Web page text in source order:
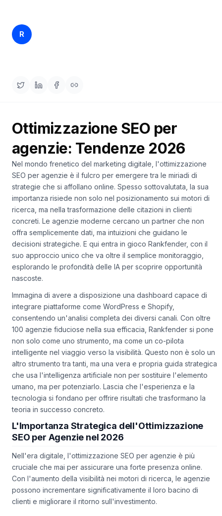
Content
Report
analisi
R
Ottimizzazione SEO per
agenzie: Tendenze 2026
Nel mondo frenetico del marketing digitale, l'ottimizzazione
SEO per agenzie è il fulcro per emergere tra le miriadi di
strategie che si affollano online. Spesso sottovalutata, la sua
importanza risiede non solo nel posizionamento sui motori di
ricerca, ma nella trasformazione delle citazioni in clienti
concreti. Le agenzie moderne cercano un partner che non
offra semplicemente dati, ma intuizioni che guidano le
decisioni strategiche. E qui entra in gioco Rankfender, con il
suo approccio unico che va oltre il semplice monitoraggio,
esplorando le profondità delle IA per scoprire opportunità
nascoste.
Immagina di avere a disposizione una dashboard capace di
integrare piattaforme come WordPress e Shopify,
consentendo un'analisi completa dei diversi canali. Con oltre
100 agenzie fiduciose nella sua efficacia, Rankfender si pone
non solo come uno strumento, ma come un co-pilota
intelligente nel viaggio verso la visibilità. Questo non è solo un
altro strumento tra tanti, ma una vera e propria guida strategica
che usa l'intelligenza artificiale non per sostituire l'elemento
umano, ma per potenziarlo. Lascia che l'esperienza e la
tecnologia si fondano per offrire risultati che trasformano la
teoria in successo concreto.
L'Importanza Strategica dell'Ottimizzazione
SEO per Agenzie nel 2026
Nell'era digitale, l'ottimizzazione SEO per agenzie è più
cruciale che mai per assicurare una forte presenza online.
Con l'aumento della visibilità nei motori di ricerca, le agenzie
possono incrementare significativamente il loro bacino di
clienti e migliorare il ritorno sull'investimento.